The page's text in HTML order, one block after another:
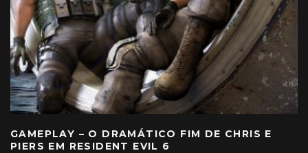
GAMEPLAY – O DRAMÁTICO FIM DE CHRIS E
PIERS EM RESIDENT EVIL 6